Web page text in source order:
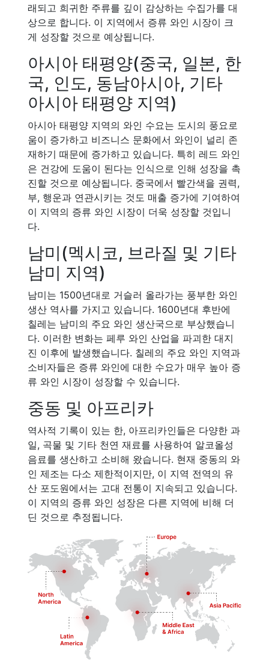
래되고 희귀한 주류를 깊이 감상하는 수집가를 대
상으로 합니다. 이 지역에서 증류 와인 시장이 크
게 성장할 것으로 예상됩니다.
아시아 태평양(중국, 일본, 한
국, 인도, 동남아시아, 기타
아시아 태평양 지역)
아시아 태평양 지역의 와인 수요는 도시의 풍요로
움이 증가하고 비즈니스 문화에서 와인이 널리 존
재하기 때문에 증가하고 있습니다. 특히 레드 와인
은 건강에 도움이 된다는 인식으로 인해 성장을 촉
진할 것으로 예상됩니다. 중국에서 빨간색을 권력,
부, 행운과 연관시키는 것도 매출 증가에 기여하여
이 지역의 증류 와인 시장이 더욱 성장할 것입니
다.
남미(멕시코, 브라질 및 기타
남미 지역)
남미는 1500년대로 거슬러 올라가는 풍부한 와인
생산 역사를 가지고 있습니다. 1600년대 후반에
칠레는 남미의 주요 와인 생산국으로 부상했습니
다. 이러한 변화는 페루 와인 산업을 파괴한 대지
진 이후에 발생했습니다. 칠레의 주요 와인 지역과
소비자들은 증류 와인에 대한 수요가 매우 높아 증
류 와인 시장이 성장할 수 있습니다.
중동 및 아프리카
역사적 기록이 있는 한, 아프리카인들은 다양한 과
일, 곡물 및 기타 천연 재료를 사용하여 알코올성
음료를 생산하고 소비해 왔습니다. 현재 중동의 와
인 제조는 다소 제한적이지만, 이 지역 전역의 유
산 포도원에서는 고대 전통이 지속되고 있습니다.
이 지역의 증류 와인 성장은 다른 지역에 비해 더
딘 것으로 추정됩니다.